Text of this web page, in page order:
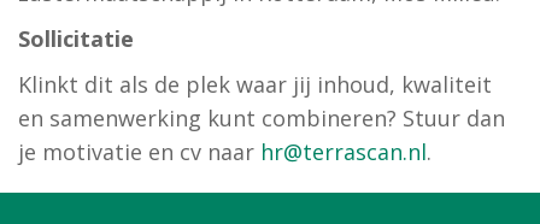
Sollicitatie
Klinkt dit als de plek waar jij inhoud, kwaliteit
en samenwerking kunt combineren? Stuur dan
je motivatie en cv naar hr@terrascan.nl.